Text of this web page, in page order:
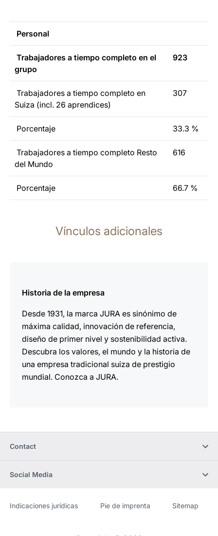
Personal
Trabajadores a tiempo completo en el
grupo
923
Trabajadores a tiempo completo en
Suiza (incl. 26 aprendices)
307
Porcentaje 33.3 %
Trabajadores a tiempo completo Resto
del Mundo
616
Porcentaje 66.7 %
Vínculos adicionales
Historia de la empresa
Desde 1931, la marca JURA es sinónimo de
máxima calidad, innovación de referencia,
diseño de primer nivel y sostenibilidad activa.
Descubra los valores, el mundo y la historia de
una empresa tradicional suiza de prestigio
mundial. Conozca a JURA.
Contact
Social Media
Sitio
[Website
Indicaciones jurídicas Pie de imprenta Sitemap